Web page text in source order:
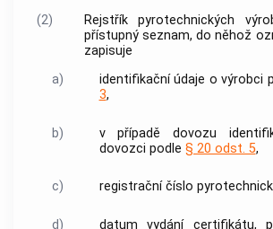
(2)
Rejstříkpyrotechnických
přístupný seznam, do něhož
zapisuje
a)
identifikační údaje ovýrobci
3,
b)
v případě dovozu
dovozci podle § 20 odst. 5,
c) registrační číslo
d) datum vydání certifikátu,